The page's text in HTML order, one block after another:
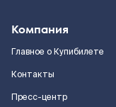
Компания
Главное о Купибилете
Контакты
Пресс-центр